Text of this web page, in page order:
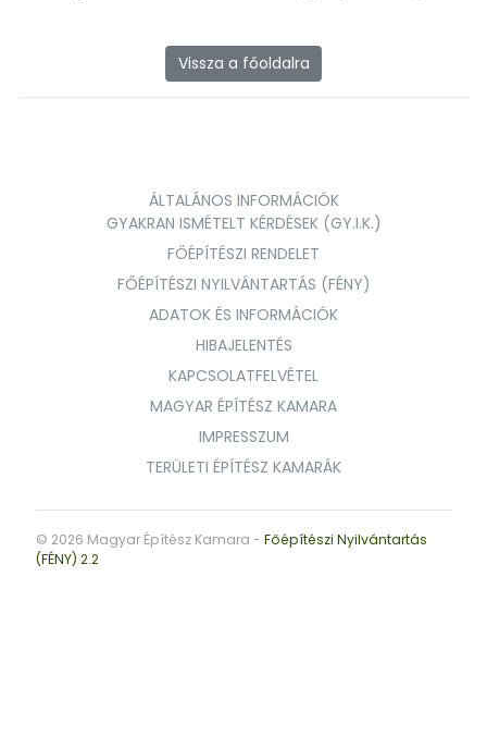
Vissza a főoldalra
ÁLTALÁNOS INFORMÁCIÓK
GYAKRAN ISMÉTELT KÉRDÉSEK (GY.I.K.)
FŐÉPÍTÉSZI RENDELET
FŐÉPÍTÉSZI NYILVÁNTARTÁS (FÉNY)
ADATOK ÉS INFORMÁCIÓK
HIBAJELENTÉS
KAPCSOLATFELVÉTEL
MAGYAR ÉPÍTÉSZ KAMARA
IMPRESSZUM
TERÜLETI ÉPÍTÉSZ KAMARÁK
© 2026 Magyar Építész Kamara - Főépítészi Nyilvántartás
(FÉNY) 2.2